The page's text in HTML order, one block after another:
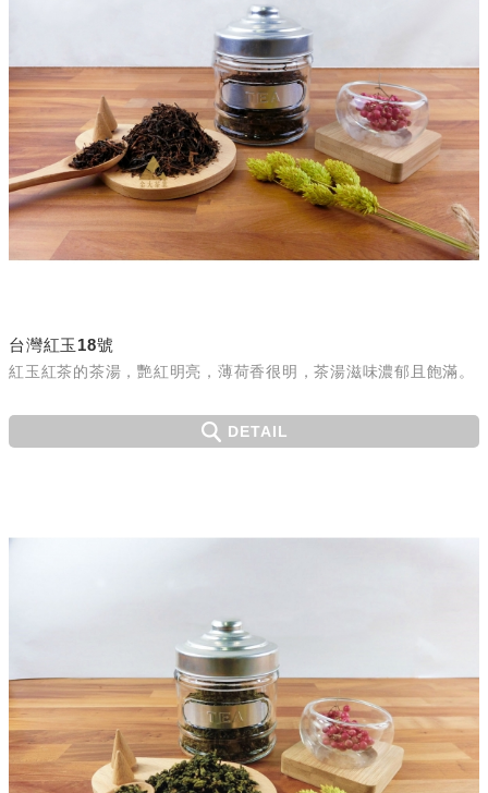
台灣紅玉18號
紅玉紅茶的茶湯，艷紅明亮，薄荷香很明，茶湯滋味濃郁且飽滿。
DETAIL